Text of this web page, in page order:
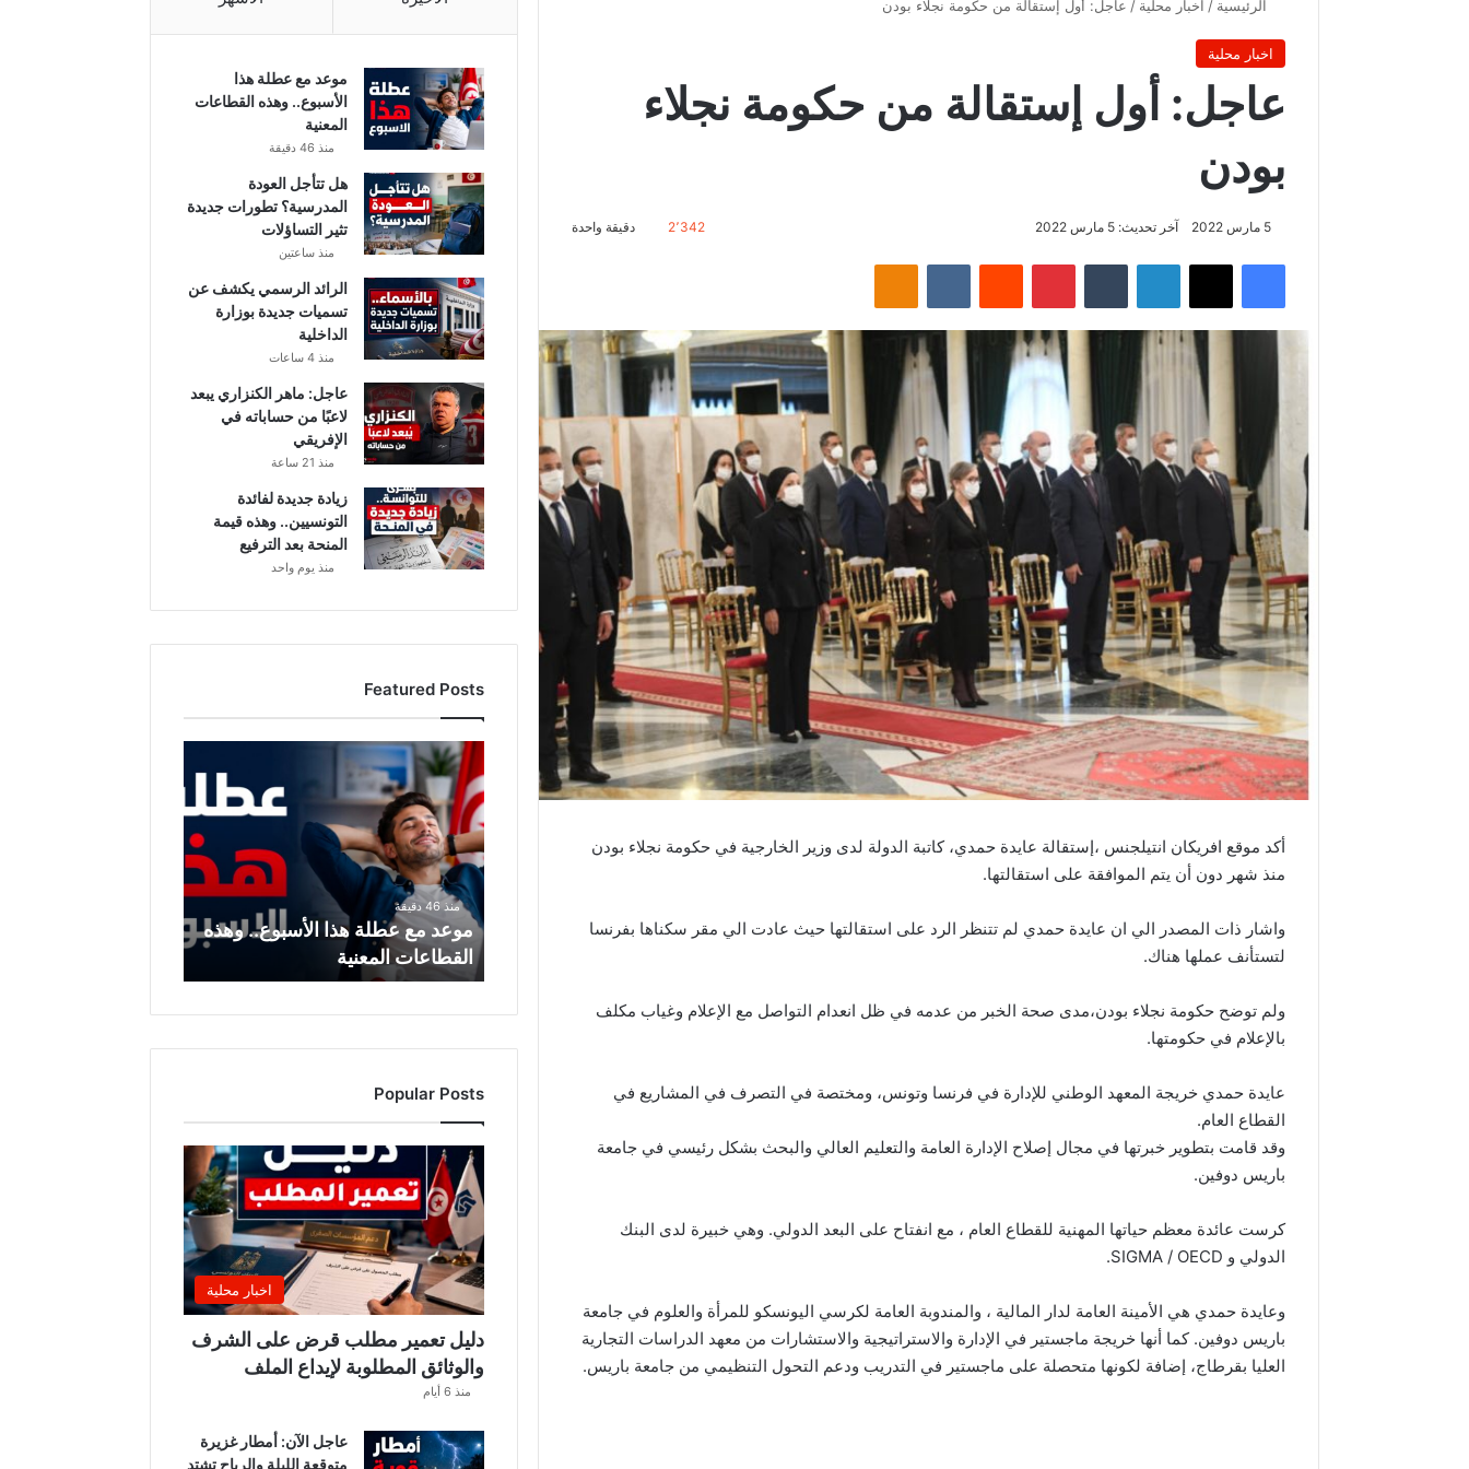
الرئيسية / اخبار محلية / عاجل: أول إستقالة من حكومة نجلاء بودن
اخبار محلية
عاجل: أول إستقالة من حكومة نجلاء
بودن
5 مارس 2022 آخر تحديث: 5 مارس 2022 2٬342 دقيقة واحدة
فيسبوك ‫X لينكدإن بينتيريست Odnoklassniki
أكد موقع افريكان انتيلجنس ،إستقالة عايدة حمدي، كاتبة الدولة لدى وزير الخارجية في حكومة نجلاء بودن
منذ شهر دون أن يتم الموافقة على استقالتها.
واشار ذات المصدر الي ان عايدة حمدي لم تتنظر الرد على استقالتها حيث عادت الي مقر سكناها بفرنسا
لتستأنف عملها هناك.
ولم توضح حكومة نجلاء بودن،مدى صحة الخبر من عدمه في ظل انعدام التواصل مع الإعلام وغياب مكلف
بالإعلام في حكومتها.
عايدة حمدي خريجة المعهد الوطني للإدارة في فرنسا وتونس، ومختصة في التصرف في المشاريع في
القطاع العام.
وقد قامت بتطوير خبرتها في مجال إصلاح الإدارة العامة والتعليم العالي والبحث بشكل رئيسي في جامعة
باريس دوفين.
كرست عائدة معظم حياتها المهنية للقطاع العام ، مع انفتاح على البعد الدولي. وهي خبيرة لدى البنك
الدولي و SIGMA / OECD.
وعايدة حمدي هي الأمينة العامة لدار المالية ، والمندوبة العامة لكرسي اليونسكو للمرأة والعلوم في جامعة
باريس دوفين. كما أنها خريجة ماجستير في الإدارة والاستراتيجية والاستشارات من معهد الدراسات التجارية
العليا بقرطاج، إضافة لكونها متحصلة على ماجستير في التدريب ودعم التحول التنظيمي من جامعة باريس.
موعد مع عطلة هذا
الأسبوع.. وهذه القطاعات
المعنية
منذ 46 دقيقة
هل تتأجل العودة
المدرسية؟ تطورات جديدة
تثير التساؤلات
منذ ساعتين
الرائد الرسمي يكشف عن
تسميات جديدة بوزارة
الداخلية
منذ 4 ساعات
عاجل: ماهر الكنزاري يبعد
لاعبًا من حساباته في
الإفريقي
منذ 21 ساعة
زيادة جديدة لفائدة
التونسيين.. وهذه قيمة
المنحة بعد الترفيع
منذ يوم واحد
Featured Posts
موعد
مع
عطلة
هذا
الأسبوع..
وهذه
القطاعات
المعنية
منذ 46 دقيقة
موعد مع عطلة هذا الأسبوع.. وهذه
القطاعات المعنية
Popular Posts
اخبار محلية
دليل تعمير مطلب قرض على الشرف
والوثائق المطلوبة لإيداع الملف
منذ 6 أيام
عاجل الآن: أمطار غزيرة
متوقعة الليلة والرياح تشتد